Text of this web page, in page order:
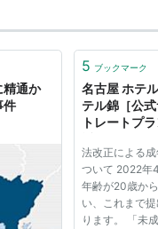
精通か
件
5 ブックマーク
名古屋 ホテ
テル錦［公
トレートプ
法改正による
ついて 2022年
年齢が20歳か
い、これまで
ります。 「未